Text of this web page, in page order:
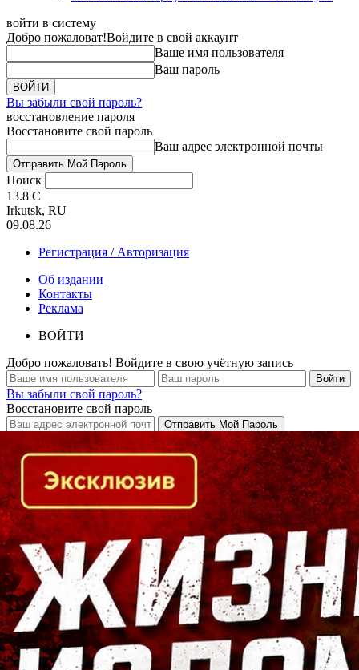
войти в систему
Добро пожаловат!Войдите в свой аккаунт
Ваше имя пользователя
Ваш пароль
Вы забыли свой пароль?
восстановление пароля
Восстановите свой пароль
Ваш адрес электронной почты
Поиск
13.8 C
Irkutsk, RU
09.08.26
Регистрация / Авторизация
Об издании
Контакты
Реклама
ВОЙТИ
Добро пожаловать! Войдите в свою учётную запись
Вы забыли свой пароль?
Восстановите свой пароль
Кто есть кто в Байкальском регионе